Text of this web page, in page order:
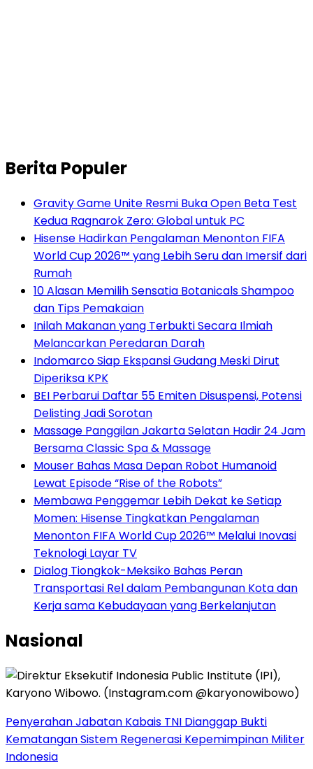
Berita Populer
Gravity Game Unite Resmi Buka Open Beta Test
Kedua Ragnarok Zero: Global untuk PC
Hisense Hadirkan Pengalaman Menonton FIFA
World Cup 2026™ yang Lebih Seru dan Imersif dari
Rumah
10 Alasan Memilih Sensatia Botanicals Shampoo
dan Tips Pemakaian
Inilah Makanan yang Terbukti Secara Ilmiah
Melancarkan Peredaran Darah
Indomarco Siap Ekspansi Gudang Meski Dirut
Diperiksa KPK
BEI Perbarui Daftar 55 Emiten Disuspensi, Potensi
Delisting Jadi Sorotan
Massage Panggilan Jakarta Selatan Hadir 24 Jam
Bersama Classic Spa & Massage
Mouser Bahas Masa Depan Robot Humanoid
Lewat Episode “Rise of the Robots”
Membawa Penggemar Lebih Dekat ke Setiap
Momen: Hisense Tingkatkan Pengalaman
Menonton FIFA World Cup 2026™ Melalui Inovasi
Teknologi Layar TV
Dialog Tiongkok-Meksiko Bahas Peran
Transportasi Rel dalam Pembangunan Kota dan
Kerja sama Kebudayaan yang Berkelanjutan
Nasional
Penyerahan Jabatan Kabais TNI Dianggap Bukti
Kematangan Sistem Regenerasi Kepemimpinan Militer
Indonesia